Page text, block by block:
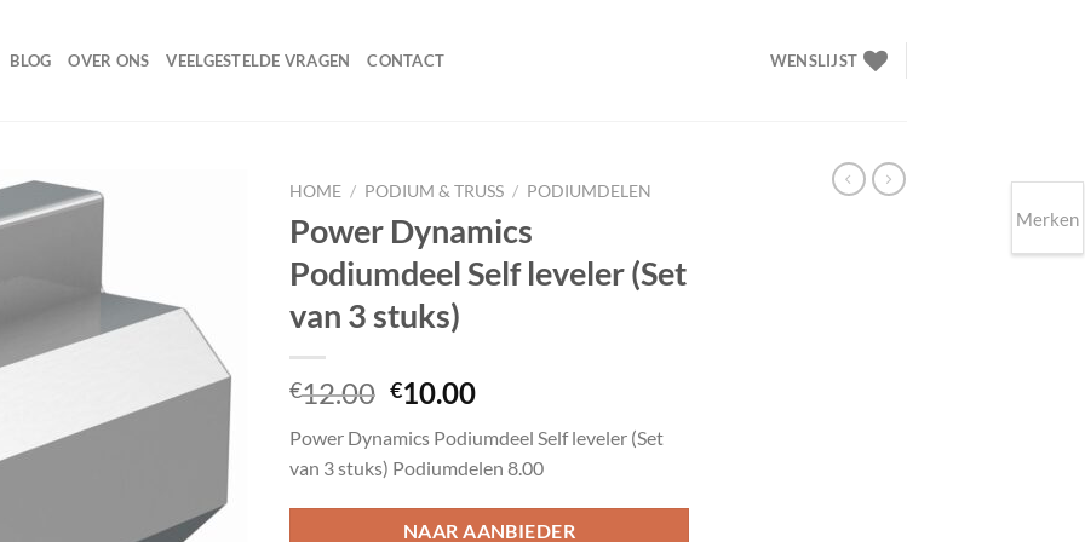
BLOG OVER ONS VEELGESTELDE VRAGEN CONTACT WENSLIJST
aan
wenslijst
HOME / PODIUM & TRUSS / PODIUMDELEN
Power Dynamics
Podiumdeel Self leveler (Set
van 3 stuks)
€12.00 Oorspronkelijke
was:
€12.00.
€10.00Huidige
is:
€10.00.
Power Dynamics Podiumdeel Self leveler (Set
van 3 stuks) Podiumdelen 8.00
NAAR AANBIEDER
Merken